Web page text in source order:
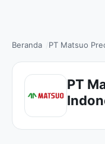
Beranda PT Matsuo
PT